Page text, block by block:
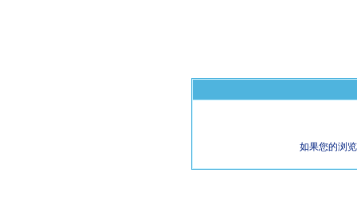
如果您的浏